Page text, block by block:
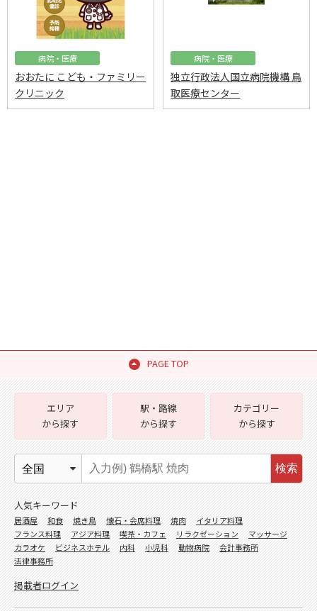
病院・医療
おおたに こども・ファミリー
クリニック
病院・医療
独立行政法人国立病院機構 鳥
取医療センター
PAGE TOP
エリア
から探す
駅・路線
から探す
カテゴリー
から探す
検索
人気キーワード
居酒屋 和食 焼き鳥 懐石・会席料理 焼肉
イタリア料理
フランス料理
アジア料理 喫茶・カフェ リラクゼーション
マッサージ
カラオケ
ビジネスホテル 内科 小児科 動物病院
会計事務所
法律事務所
掲載者ログイン